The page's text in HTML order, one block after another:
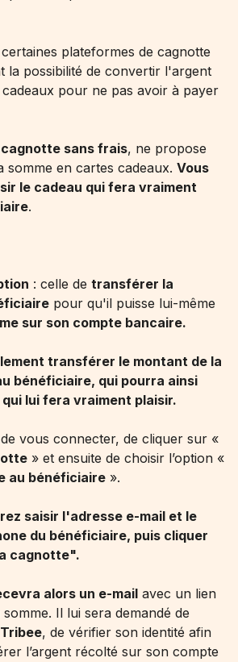
plateformes de cagnotte
la possibilité de convertir l'argent
pour ne pas avoir à payer
cagnotte sans frais, ne propose
somme en cartes cadeaux. Vous
le cadeau qui fera vraiment
.
: celle de transférer la
pour qu'il puisse lui-même
sur son compte bancaire.
transférer le montant de la
bénéficiaire, qui pourra ainsi
lui fera vraiment plaisir.
vous connecter, de cliquer sur «
» et ensuite de choisir l’option «
au bénéficiaire ».
saisir l'adresse e-mail et le
du bénéficiaire, puis cliquer
cagnotte".
alors un e-mail avec un lien
Il lui sera demandé de
, de vérifier son identité afin
l’argent récolté sur son compte